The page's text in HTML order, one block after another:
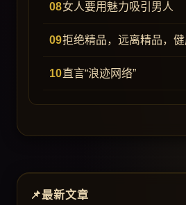
女人要用魅力吸引男人
拒绝精品，远离精品，
直言“浪迹网络”
最新文章